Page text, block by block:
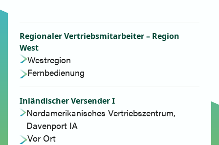
Regionaler Vertriebsmitarbeiter – Region
West
Westregion
Fernbedienung
Inländischer Versender I
Nordamerikanisches Vertriebszentrum,
Davenport IA
Vor Ort